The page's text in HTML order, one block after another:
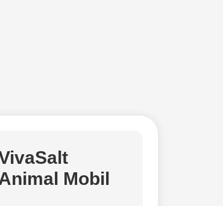
Mobil